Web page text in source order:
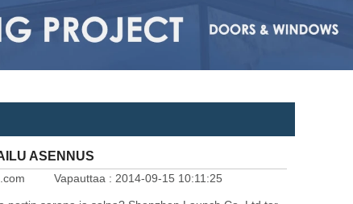
ASENNUS
Vapauttaa : 2014-09-15 10:11:25